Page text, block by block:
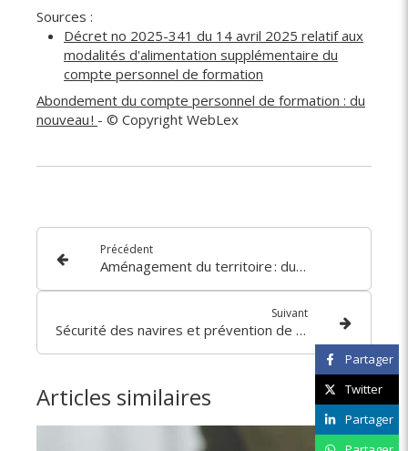
Sources :
Décret no 2025-341 du 14 avril 2025 relatif aux
modalités d'alimentation supplémentaire du
compte personnel de formation
Abondement du compte personnel de formation : du
nouveau ! - © Copyright WebLex
Précédent
Aménagement du territoire : du nouveau pour le classement des communes
Suivant
Sécurité des navires et prévention de la pollution : quoi de neuf ?
Articles similaires
Partager
Twitter
Partager